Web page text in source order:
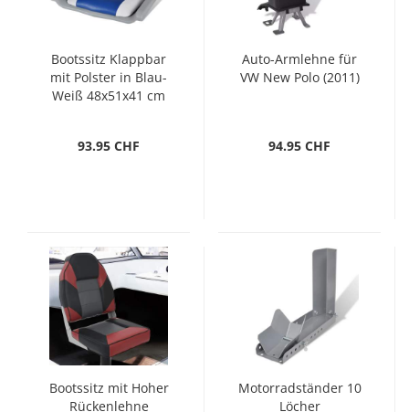
Bootssitz Klappbar
mit Polster in Blau-
Weiß 48x51x41 cm
93.95 CHF
Auto-Armlehne für
VW New Polo (2011)
94.95 CHF
Bootssitz mit Hoher
Rückenlehne
Motorradständer 10
Löcher